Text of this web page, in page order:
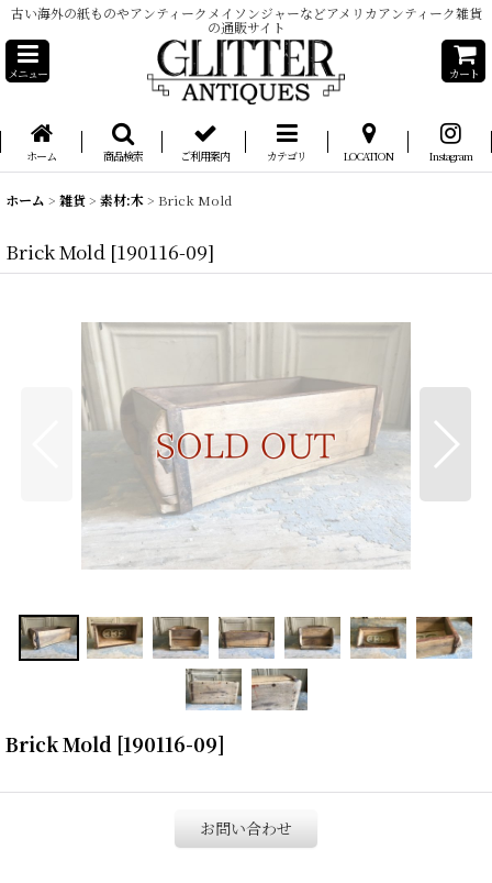
古い海外の紙ものやアンティークメイソンジャーなどアメリカアンティーク雑貨
の通販サイト
メニュー カート
ホーム 商品検索 ご利用案内 カテゴリ LOCATION Instagram
ホーム > 雑貨> 素材:木> Brick Mold
Brick Mold [190116-09]
Brick Mold [190116-09]
お問い合わせ